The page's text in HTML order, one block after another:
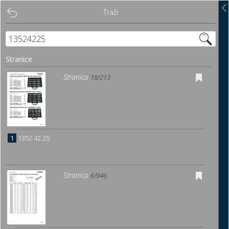
Traži
Sadržaj
Pregled
Istakni poveznice
Preuzmi
Traži
Stranice
Stranica 18/213
1 1352 42 25
Stranica 6/946